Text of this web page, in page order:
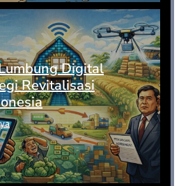
Digital
Revitalisasi